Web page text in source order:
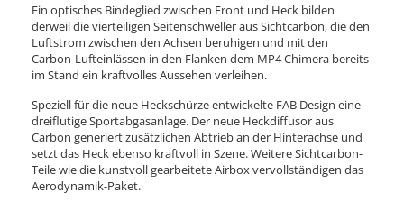
Ein optisches Bindeglied zwischen Front und Heck bilden
derweil die vierteiligen Seitenschweller aus Sichtcarbon, die den
Luftstrom zwischen den Achsen beruhigen und mit den
Carbon-Lufteinlässen in den Flanken dem MP4 Chimera bereits
im Stand ein kraftvolles Aussehen verleihen.
Speziell für die neue Heckschürze entwickelte FAB Design eine
dreiflutige Sportabgasanlage. Der neue Heckdiffusor aus
Carbon generiert zusätzlichen Abtrieb an der Hinterachse und
setzt das Heck ebenso kraftvoll in Szene. Weitere Sichtcarbon-
Teile wie die kunstvoll gearbeitete Airbox vervollständigen das
Aerodynamik-Paket.